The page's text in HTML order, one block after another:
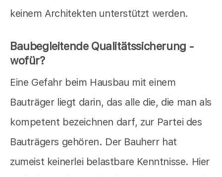
keinem Architekten unterstützt werden.
Baubegleitende Qualitätssicherung -
wofür?
Eine Gefahr beim Hausbau mit einem
Bauträger liegt darin, das alle die, die man als
kompetent bezeichnen darf, zur Partei des
Bauträgers gehören. Der Bauherr hat
zumeist keinerlei belastbare Kenntnisse. Hier